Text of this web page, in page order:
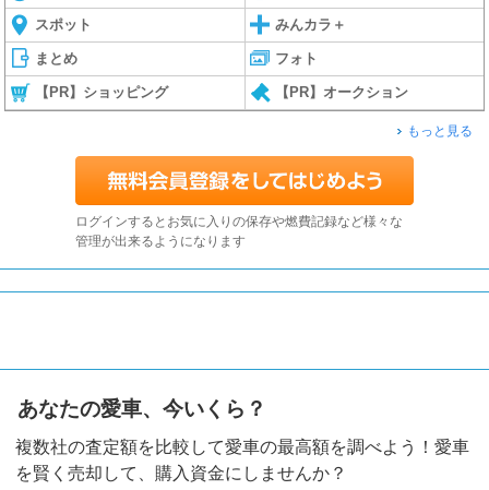
スポット みんカラ＋
まとめ フォト
【PR】ショッピング 【PR】オークション
もっと見る
ログインするとお気に入りの保存や燃費記録など様々な
管理が出来るようになります
あなたの愛車、今いくら？
複数社の査定額を比較して愛車の最高額を調べよう！愛車
を賢く売却して、購入資金にしませんか？